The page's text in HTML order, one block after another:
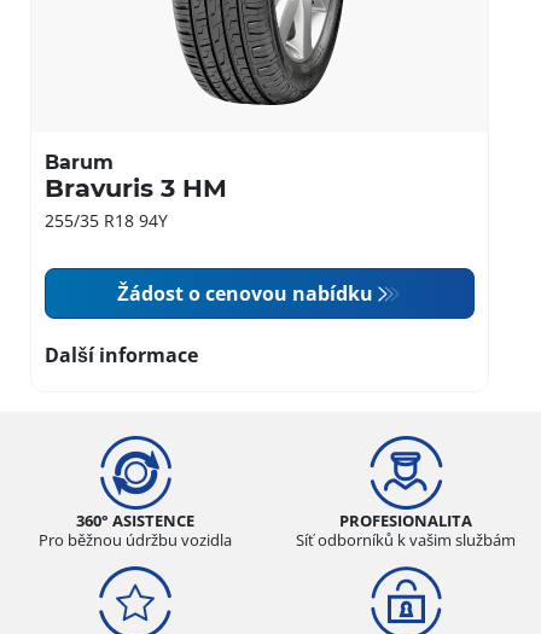
Barum
Bravuris 3 HM
255/35 R18 94Y
Žádost o cenovou nabídku
Další informace
360° ASISTENCE
Pro běžnou údržbu vozidla
PROFESIONALITA
Síť odborníků k vašim službám